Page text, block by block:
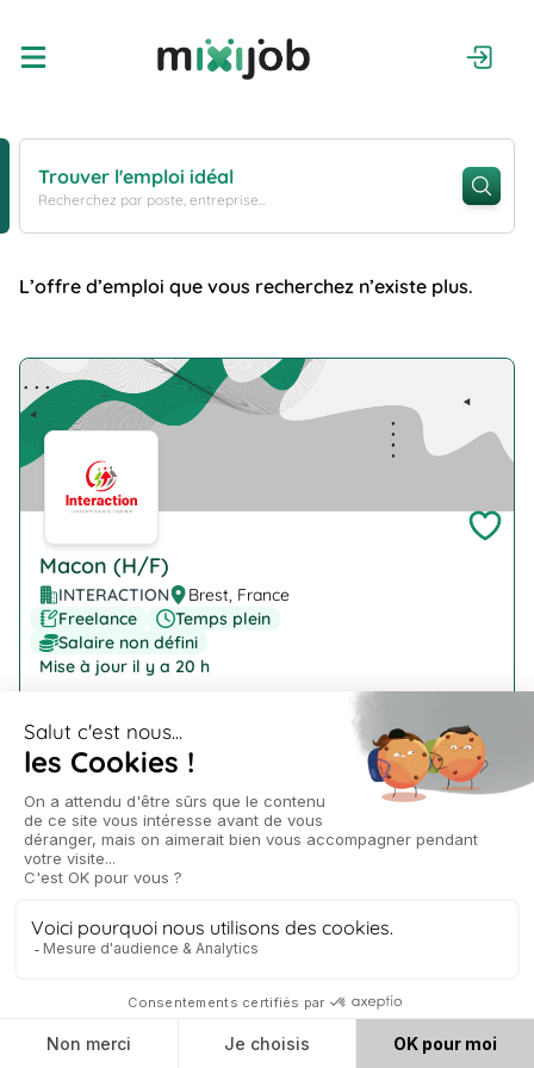
Trouver l'emploi idéal
Recherchez par poste, entreprise...
L’offre d’emploi que vous recherchez n’existe plus.
Company Logo
Macon (H/F)
INTERACTION
Brest, France
Freelance
Temps plein
Salaire non défini
Mise à jour il y a 20 h
Company Logo
Technicien de laboratoire (H/F)
Freelance
Temps plein
Mise à jour il y a 20 h